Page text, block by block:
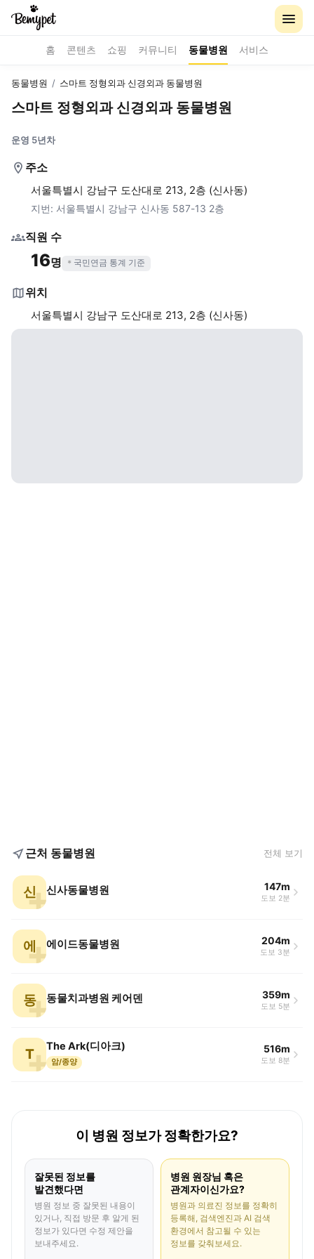
홈 콘텐츠 쇼핑 커뮤니티 동물병원 서비스
동물병원 / 스마트 정형외과 신경외과 동물병원
스마트 정형외과 신경외과 동물병원
운영 5년차
주소
서울특별시 강남구 도산대로 213, 2층 (신사동)
지번: 서울특별시 강남구 신사동 587-13 2층
직원 수
16명 국민연금 통계 기준
위치
서울특별시 강남구 도산대로 213, 2층 (신사동)
근처 동물병원 전체 보기
신 신사동물병원 147m
도보 2분
에 에이드동물병원 204m
도보 3분
동 동물치과병원 케어덴 359m
도보 5분
T
The Ark(디아크)
암/종양
516m
도보 8분
이 병원 정보가 정확한가요?
잘못된 정보를
발견했다면
병원 정보 중 잘못된 내용이
있거나, 직접 방문 후 알게 된
정보가 있다면 수정 제안을
보내주세요.
병원 원장님 혹은
관계자이신가요?
병원과 의료진 정보를 정확히
등록해, 검색엔진과 AI 검색
환경에서 참고될 수 있는
정보를 갖춰보세요.